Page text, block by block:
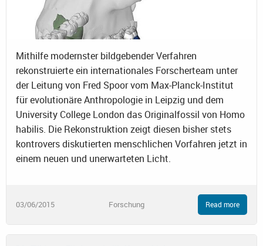
Mithilfe modernster bildgebender Verfahren
rekonstruierte ein internationales Forscherteam unter
der Leitung von Fred Spoor vom Max-Planck-Institut
für evolutionäre Anthropologie in Leipzig und dem
University College London das Originalfossil von Homo
habilis. Die Rekonstruktion zeigt diesen bisher stets
kontrovers diskutierten menschlichen Vorfahren jetzt in
einem neuen und unerwarteten Licht.
03/06/2015 Forschung Read more